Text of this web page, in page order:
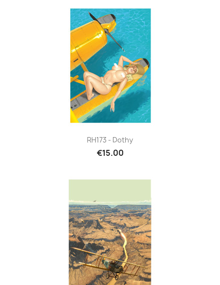
RH173 - Dothy
€15.00